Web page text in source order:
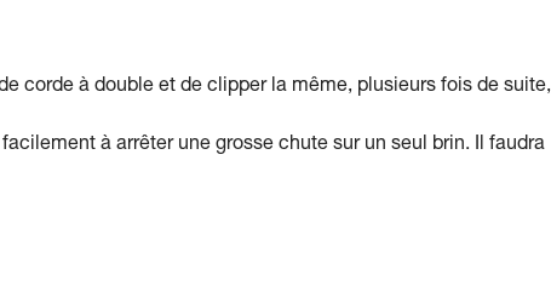
corde à double et de clipper la même, plusieurs fois de suite,
à arrêter une grosse chute sur un seul brin. Il faudra